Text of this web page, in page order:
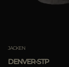
JACKEN
DENVER-STP